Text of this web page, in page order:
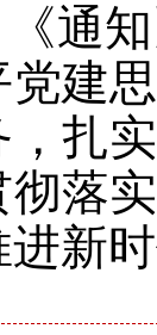
《通
党建
，扎
彻落
进新